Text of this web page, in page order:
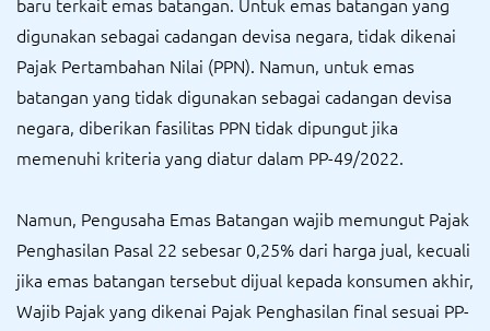
digunakan sebagai cadangan devisa negara, tidak dikenai
Pajak Pertambahan Nilai (PPN). Namun, untuk emas
batangan yang tidak digunakan sebagai cadangan devisa
negara, diberikan fasilitas PPN tidak dipungut jika
memenuhi kriteria yang diatur dalam PP-49/2022.
Namun, Pengusaha Emas Batangan wajib memungut Pajak
Penghasilan Pasal 22 sebesar 0,25% dari harga jual, kecuali
jika emas batangan tersebut dijual kepada konsumen akhir,
Wajib Pajak yang dikenai Pajak Penghasilan final sesuai PP-